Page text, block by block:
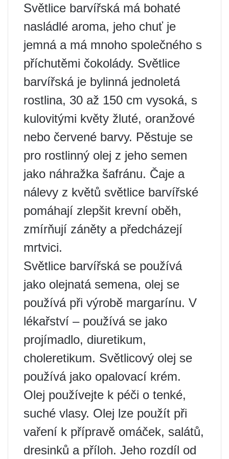
Světlice barvířská má bohaté
nasládlé aroma, jeho chuť je
jemná a má mnoho společného s
příchutěmi čokolády. Světlice
barvířská je bylinná jednoletá
rostlina, 30 až 150 cm vysoká, s
kulovitými květy žluté, oranžové
nebo červené barvy. Pěstuje se
pro rostlinný olej z jeho semen
jako náhražka šafránu. Čaje a
nálevy z květů světlice barvířské
pomáhají zlepšit krevní oběh,
zmírňují záněty a předcházejí
mrtvici.
Světlice barvířská se používá
jako olejnatá semena, olej se
používá při výrobě margarínu. V
lékařství – používá se jako
projímadlo, diuretikum,
choleretikum. Světlicový olej se
používá jako opalovací krém.
Olej používejte k péči o tenké,
suché vlasy. Olej lze použít při
vaření k přípravě omáček, salátů,
dresinků a příloh. Jeho rozdíl od